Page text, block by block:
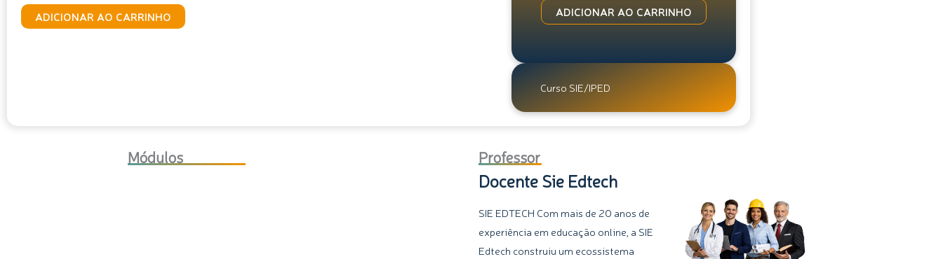
Curso
de
ADICIONAR AO CARRINHO
Curso
de
Profissional
quantidade
ADICIONAR AO CARRINHO
Curso SIE/IPED
Módulos Professor
Docente Sie Edtech
SIE EDTECH Com mais de 20 anos de
experiência em educação online, a SIE
Edtech construiu um ecossistema